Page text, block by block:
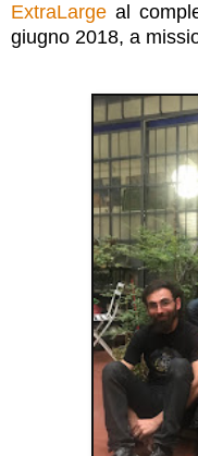
ExtraLarge al
giugno 2018, a